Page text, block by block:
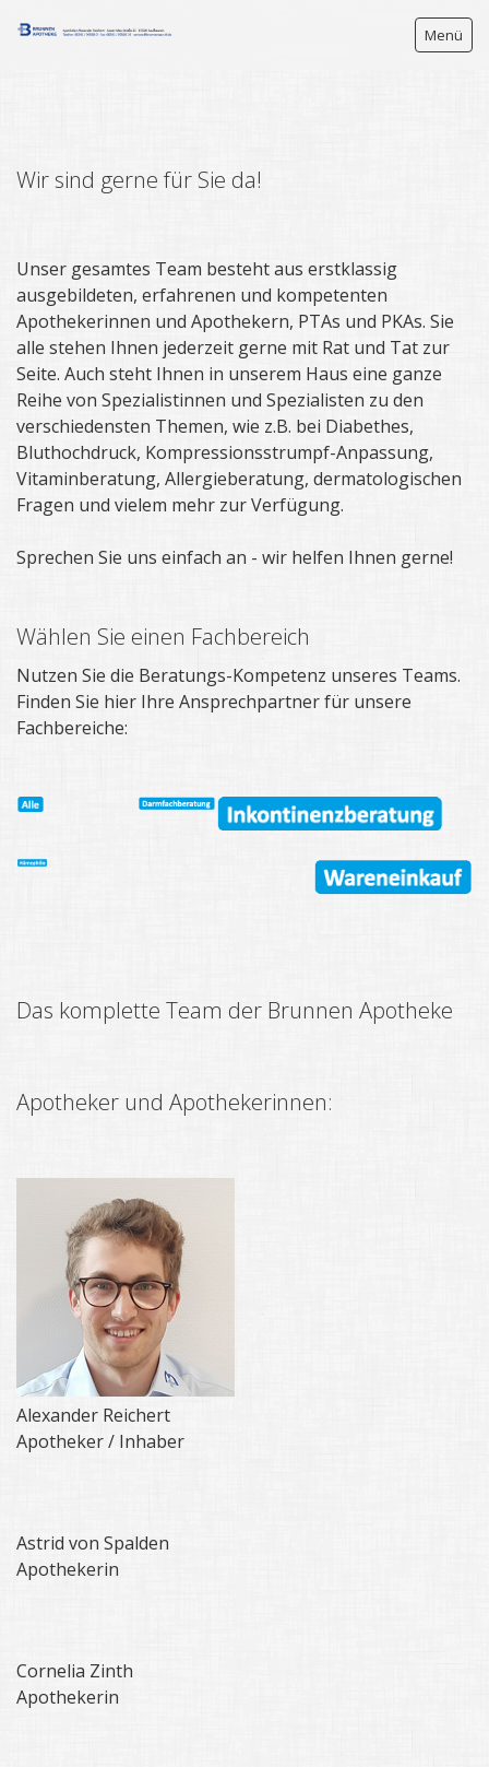
Menü
Jobs
Bestellung
e-Rezept
Kontakt
Impressum
Wir sind gerne für Sie da!
Unser gesamtes Team besteht aus erstklassig
ausgebildeten, erfahrenen und kompetenten
Apothekerinnen und Apothekern, PTAs und PKAs. Sie
alle stehen Ihnen jederzeit gerne mit Rat und Tat zur
Seite. Auch steht Ihnen in unserem Haus eine ganze
Reihe von Spezialistinnen und Spezialisten zu den
verschiedensten Themen, wie z.B. bei Diabethes,
Bluthochdruck, Kompressionsstrumpf-Anpassung,
Vitaminberatung, Allergieberatung, dermatologischen
Fragen und vielem mehr zur Verfügung.
Sprechen Sie uns einfach an - wir helfen Ihnen gerne!
Wählen Sie einen Fachbereich
Nutzen Sie die Beratungs-Kompetenz unseres Teams.
Finden Sie hier Ihre Ansprechpartner für unsere
Fachbereiche:
Das komplette Team der Brunnen Apotheke
Apotheker und Apothekerinnen:
Alexander Reichert
Apotheker / Inhaber
Astrid von Spalden
Apothekerin
Cornelia Zinth
Apothekerin